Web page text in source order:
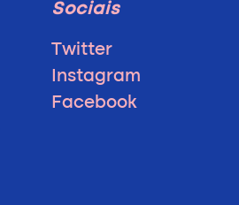
Sociais
Twitter
Instagram
Facebook